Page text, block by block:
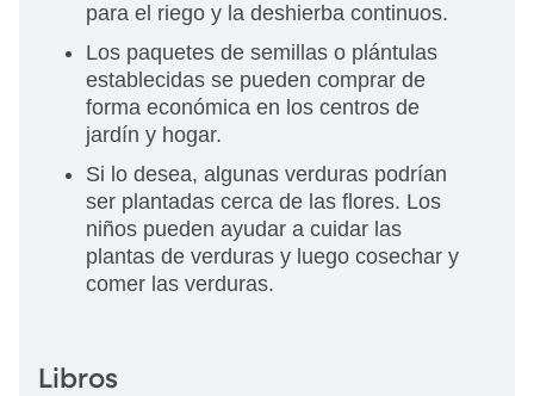
para el riego y la deshierba continuos.
Los paquetes de semillas o plántulas
establecidas se pueden comprar de
forma económica en los centros de
jardín y hogar.
Si lo desea, algunas verduras podrían
ser plantadas cerca de las flores. Los
niños pueden ayudar a cuidar las
plantas de verduras y luego cosechar y
comer las verduras.
Libros